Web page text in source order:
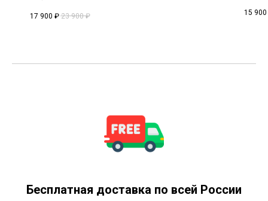
17 900 ₽ 23 900 ₽ 15 900
Бесплатная доставка по всей России